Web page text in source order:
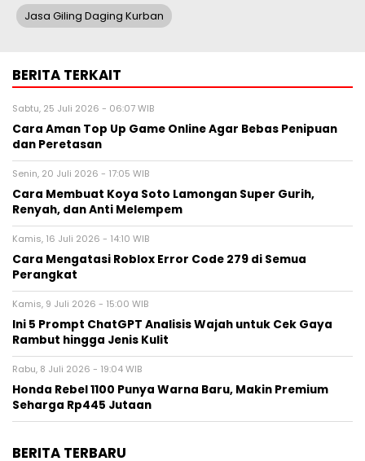
Jasa Giling Daging Kurban
BERITA TERKAIT
Sabtu, 25 Juli 2026 - 06:07 WIB
Cara Aman Top Up Game Online Agar Bebas Penipuan
dan Peretasan
Senin, 20 Juli 2026 - 17:05 WIB
Cara Membuat Koya Soto Lamongan Super Gurih,
Renyah, dan Anti Melempem
Kamis, 16 Juli 2026 - 14:10 WIB
Cara Mengatasi Roblox Error Code 279 di Semua
Perangkat
Kamis, 9 Juli 2026 - 15:00 WIB
Ini 5 Prompt ChatGPT Analisis Wajah untuk Cek Gaya
Rambut hingga Jenis Kulit
Rabu, 8 Juli 2026 - 19:04 WIB
Honda Rebel 1100 Punya Warna Baru, Makin Premium
Seharga Rp445 Jutaan
BERITA TERBARU